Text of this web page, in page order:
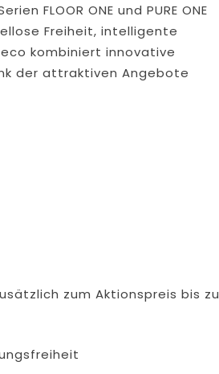
FLOOR ONE und PURE ONE
Freiheit, intelligente
kombiniert innovative
der attraktiven Angebote
zum Aktionspreis bis zu